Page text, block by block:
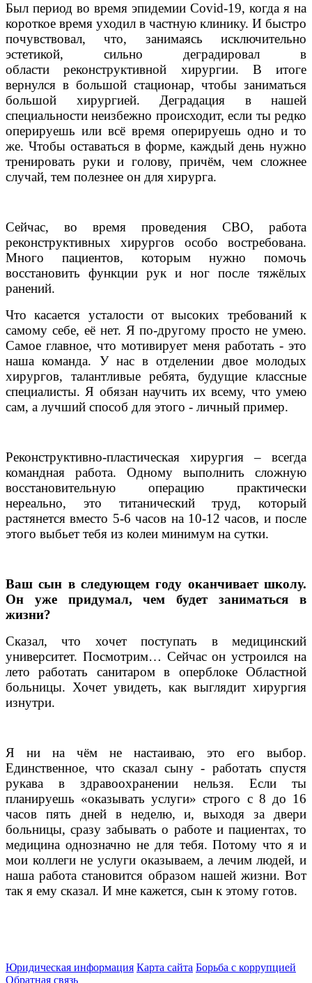
Был период во время эпидемии Covid-19, когда я на
короткое время уходил в частную клинику. И быстро
почувствовал, что, занимаясь исключительно
эстетикой, сильно деградировал в
областиреконструктивной хирургии. В итоге
вернулся в большой стационар, чтобы заниматься
большой хирургией. Деградация в нашей
специальности неизбежно происходит, если ты редко
оперируешь или всё время оперируешь одно и то
же. Чтобы оставаться в форме, каждый день нужно
тренировать руки и голову, причём, чем сложнее
случай, тем полезнее он для хирурга.
Сейчас, во время проведения СВО, работа
реконструктивных хирургов особо востребована.
Много пациентов, которым нужно помочь
восстановить функции рук и ног после тяжёлых
ранений.
Что касается усталости от высоких требований к
самому себе, её нет. Я по-другому просто не умею.
Самое главное, что мотивирует меня работать - это
наша команда. У нас в отделении двое молодых
хирургов, талантливые ребята, будущие классные
специалисты. Я обязан научить их всему, что умею
сам, а лучший способ для этого - личный пример.
Реконструктивно-пластическая хирургия – всегда
командная работа. Одному выполнить сложную
восстановительную операцию практически
нереально, это титанический труд, который
растянется вместо 5-6 часов на 10-12 часов, и после
этого выбьет тебя из колеи минимум на сутки.
Ваш сын в следующем году оканчивает школу.
Он уже придумал, чем будет заниматься в
жизни?
Сказал, что хочет поступать в медицинский
университет. Посмотрим… Сейчас он устроился на
лето работать санитаром в оперблоке Областной
больницы. Хочет увидеть, как выглядит хирургия
изнутри.
Я ни на чём не настаиваю, это его выбор.
Единственное, что сказал сыну -работать спустя
рукава в здравоохранении нельзя. Если ты
планируешь «оказывать услуги» строго с 8 до 16
часов пять дней в неделю, и, выходя за двери
больницы, сразу забывать о работе и пациентах, то
медицина однозначно не для тебя. Потому что я и
мои коллеги не услуги оказываем, а лечим людей, и
наша работа становится образом нашей жизни. Вот
так я ему сказал. И мне кажется, сын к этому готов.
Юридическая информация Карта сайта Борьба с коррупцией
Обратная связь